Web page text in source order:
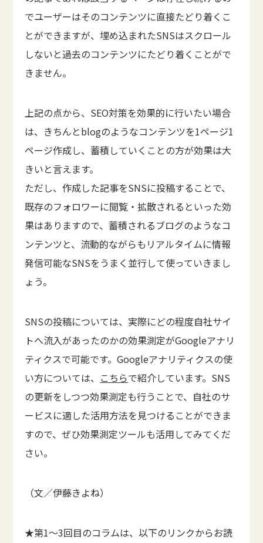
でユーザーはそのコンテンツに直接たどり着くこ
とができますが、埋め込まれたSNSはスクロール
しないと過去のコンテンツにたどり着くことがで
きません。
上記の点から、SEO対策を効果的に行いたい場合
は、きちんとblogのようなコンテンツを1ページ1
ページ作成し、蓄積していくことの方が効果は大
きいと言えます。
ただし、作成した記事をSNSに投稿することで、
既存のフォロワーに閲覧・拡散されるといった効
果はありますので、蓄積されるブログのようなコ
ンテンツと、流動的ながらもリアルタイムに情報
発信可能なSNSをうまく並行して使っていきまし
ょう。
SNSの投稿については、実際にどの程度自社サイ
トへ流入があったのかの効果測定がGoogleアナリ
ティクスで可能です。Googleアナリティクスの使
い方については、 こちらで紹介しています。SNS
の更新をしつつ効果測定も行うことで、自社のサ
ービスに適した活用方法を見つけることができま
すので、ぜひ効果測定ツールも活用してみてくだ
さい。
（文／伊藤きよね）
★第1～3回目のコラムは、以下のリンクからお読